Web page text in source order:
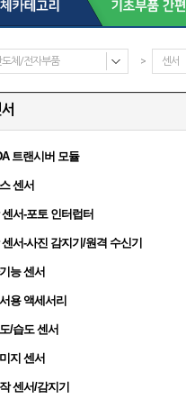
도체/전자부품 > 센서
트랜시버 모듈
센서
서-포토 인터럽터
서-사진 감지기/원격 수신기
능 센서
용 액세서리
/습도 센서
지 센서
센서/감지기